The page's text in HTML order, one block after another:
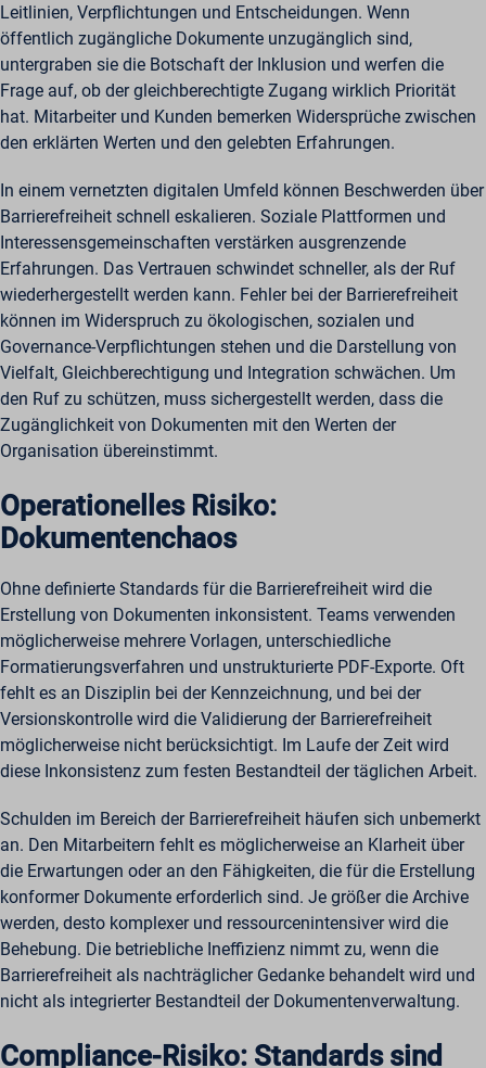
Leitlinien, Verpflichtungen und Entscheidungen. Wenn
öffentlich zugängliche Dokumente unzugänglich sind,
untergraben sie die Botschaft der Inklusion und werfen die
Frage auf, ob der gleichberechtigte Zugang wirklich Priorität
hat. Mitarbeiter und Kunden bemerken Widersprüche zwischen
den erklärten Werten und den gelebten Erfahrungen.
In einem vernetzten digitalen Umfeld können Beschwerden über
Barrierefreiheit schnell eskalieren. Soziale Plattformen und
Interessensgemeinschaften verstärken ausgrenzende
Erfahrungen. Das Vertrauen schwindet schneller, als der Ruf
wiederhergestellt werden kann. Fehler bei der Barrierefreiheit
können im Widerspruch zu ökologischen, sozialen und
Governance-Verpflichtungen stehen und die Darstellung von
Vielfalt, Gleichberechtigung und Integration schwächen. Um
den Ruf zu schützen, muss sichergestellt werden, dass die
Zugänglichkeit von Dokumenten mit den Werten der
Organisation übereinstimmt.
Operationelles Risiko:
Dokumentenchaos
Ohne definierte Standards für die Barrierefreiheit wird die
Erstellung von Dokumenten inkonsistent. Teams verwenden
möglicherweise mehrere Vorlagen, unterschiedliche
Formatierungsverfahren und unstrukturierte PDF-Exporte. Oft
fehlt es an Disziplin bei der Kennzeichnung, und bei der
Versionskontrolle wird die Validierung der Barrierefreiheit
möglicherweise nicht berücksichtigt. Im Laufe der Zeit wird
diese Inkonsistenz zum festen Bestandteil der täglichen Arbeit.
Schulden im Bereich der Barrierefreiheit häufen sich unbemerkt
an. Den Mitarbeitern fehlt es möglicherweise an Klarheit über
die Erwartungen oder an den Fähigkeiten, die für die Erstellung
konformer Dokumente erforderlich sind. Je größer die Archive
werden, desto komplexer und ressourcenintensiver wird die
Behebung. Die betriebliche Ineffizienz nimmt zu, wenn die
Barrierefreiheit als nachträglicher Gedanke behandelt wird und
nicht als integrierter Bestandteil der Dokumentenverwaltung.
Compliance-Risiko: Standards sind